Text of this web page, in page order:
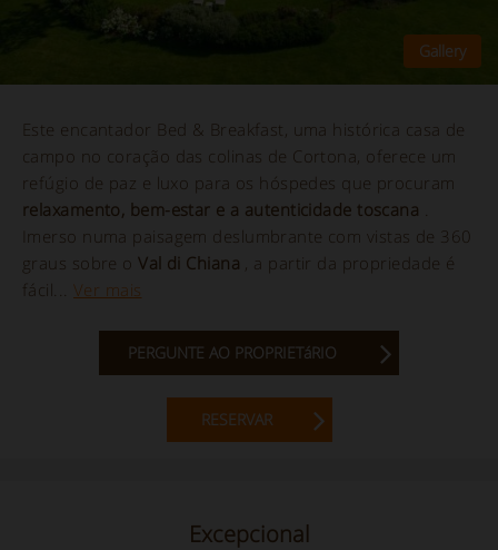
Este encantador Bed & Breakfast, uma histórica casa de
campo no coração das colinas de Cortona, oferece um
refúgio de paz e luxo para os hóspedes que procuram
relaxamento, bem-estar e a autenticidade toscana
Imerso numa paisagem deslumbrante com vistas de 360
graus sobre oVal di Chiana , a partir da propriedade é
fácil... Ver mais
PERGUNTE AO PROPRIETáRIO
RESERVAR
Excepcional